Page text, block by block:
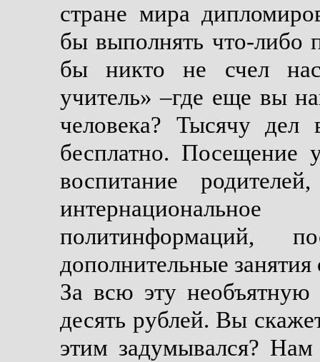
стране мира
бы выполнять что-либо
бы никто не счел нас
учитель» –где еще вы
человека? Тысячу
бесплатно. Посещение
воспитание
политинформаций,
дополнительные
За всю эту необъятную
десять рублей. Вы
этим задумывался?